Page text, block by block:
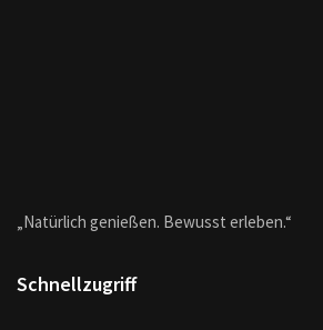
„Natürlich genießen. Bewusst erleben.“
Schnellzugriff